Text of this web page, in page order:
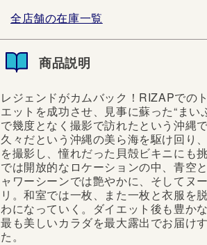
全店舗の在庫一覧
商品説明
レジェンドがカムバック！RIZAPでの
エットを成功させ、見事に蘇った“まい
で幾度となく撮影で訪れたという沖縄
久々だという沖縄の美ら海を駆け回り
を撮影し、憧れだった貝殻ビキニにも
では開放的なロケーションの中、青空
ャワーシーンでは艶やかに、そしてヌ
リ。和室では一枚、また一枚と衣服を
わになっていく。ダイエット後も豊か
最も美しいカラダを最大露出でお届け
た。